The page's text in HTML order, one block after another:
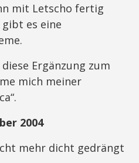
mit Letscho fertig
gibt es eine
Ergänzung zum
mich meiner
2004
mehr dicht gedrängt